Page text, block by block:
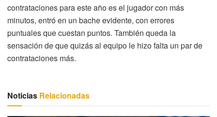
contrataciones para este año es el jugador con más
minutos, entró en un bache evidente, con errores
puntuales que cuestan puntos. También queda la
sensación de que quizás al equipo le hizo falta un par de
contrataciones más.
Noticias Relacionadas